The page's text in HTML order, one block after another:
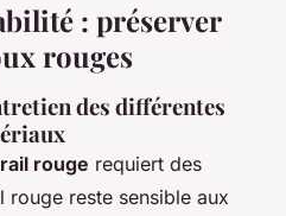
: préserver
rouges
des différentes
rouge requiert des
reste sensible aux